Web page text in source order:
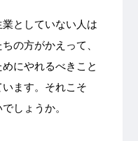
としていない人は
の方がかえって、
にやれるべきこと
ます。それこそ
しょうか。